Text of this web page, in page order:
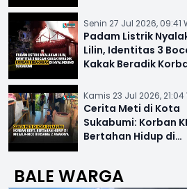
Senin 27 Jul 2026, 09:41
Padam Listrik
Lilin, Identitas 3
Kakak Beradik
Kamis 23 Jul 2026, 21:04
Cerita Meti di Kota
Sukabumi: Korban
Bertahan Hidup di
BALE WARGA